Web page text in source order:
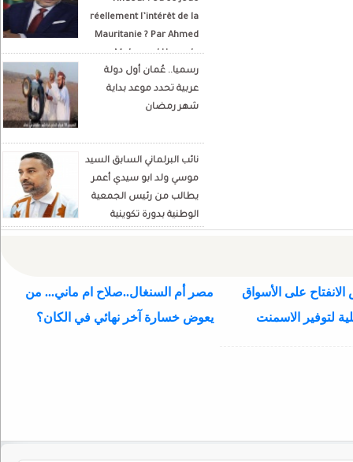
réellement l’intérêt de la
Mauritanie ? Par Ahmed
Mohamed Hamada
Écrivain et analyste
politique
رسميا.. عُمان أول دولة
عربية تحدد موعد بداية
شهر رمضان
نائب البرلماني السابق السيد
موسي ولد ابو سيدي أعمر
يطالب من رئيس الجمعية
الوطنية بدورة تكوينية
للنواب الجديد
على الأسواق
لتوفير الاسمنت
مصر أم السنغال..صلاح ام ماني... من
يعوض خسارة آخر نهائي في الكان؟